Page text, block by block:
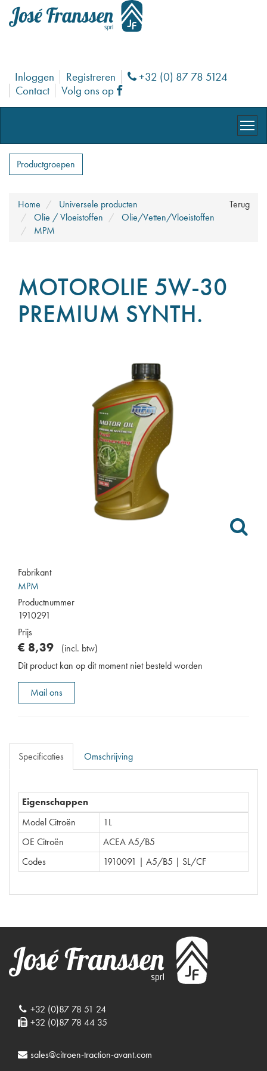
Inloggen Registreren Phone
+32 (0) 87 78 5124
Contact
Volg ons op Facebook
Productgroepen
Terug
Home
Universele producten
Olie / Vloeistoffen
Olie/Vetten/Vloeistoffen
MPM
MOTOROLIE 5W-30
PREMIUM SYNTH.
Fabrikant
MPM
Productnummer
1910291
Prijs
€ 8,39 (incl. btw)
Dit product kan op dit moment niet besteld worden
Mail ons
Specificaties Omschrijving
Eigenschappen
Model Citroën
1L
OE Citroën
ACEA A5/B5
Codes
1910091 | A5/B5 | SL/CF
+32 (0)87 78 51 24
+32 (0)87 78 44 35
sales@citroen-traction-avant.com